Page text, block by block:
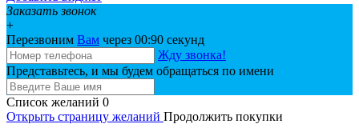
Заказать звонок
+
Перезвоним Вам через 00:90 секунд
Жду звонка!
Представьтесь, и мы будем обращаться по имени
Список желаний 0
Открыть страницу желаний Продолжить покупки